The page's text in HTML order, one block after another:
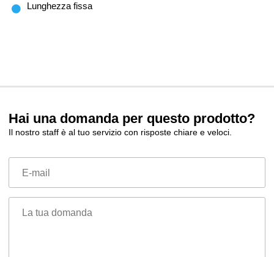
Lunghezza fissa
Hai una domanda per questo prodotto?
Il nostro staff è al tuo servizio con risposte chiare e veloci.
E-mail
La tua domanda